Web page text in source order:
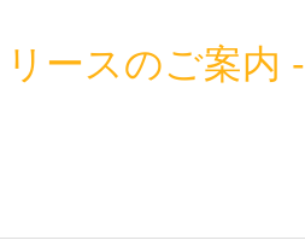
ースのご案内 -